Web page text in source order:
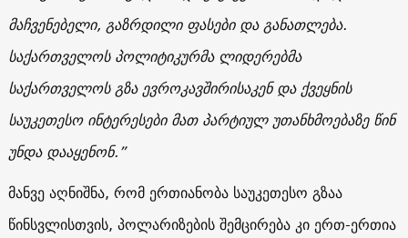
მაჩვენებელი, გაზრდილი ფასები და განათლება.
საქართველოს პოლიტიკურმა ლიდერებმა
საქართველოს გზა ევროკავშირისაკენ და ქვეყნის
საუკეთესო ინტერესები მათ პარტიულ უთანხმოებაზე წინ
უნდა დააყენონ.”
მანვე აღნიშნა, რომ ერთიანობა საუკეთესო გზაა
წინსვლისთვის, პოლარიზების შემცირება კი ერთ-ერთია